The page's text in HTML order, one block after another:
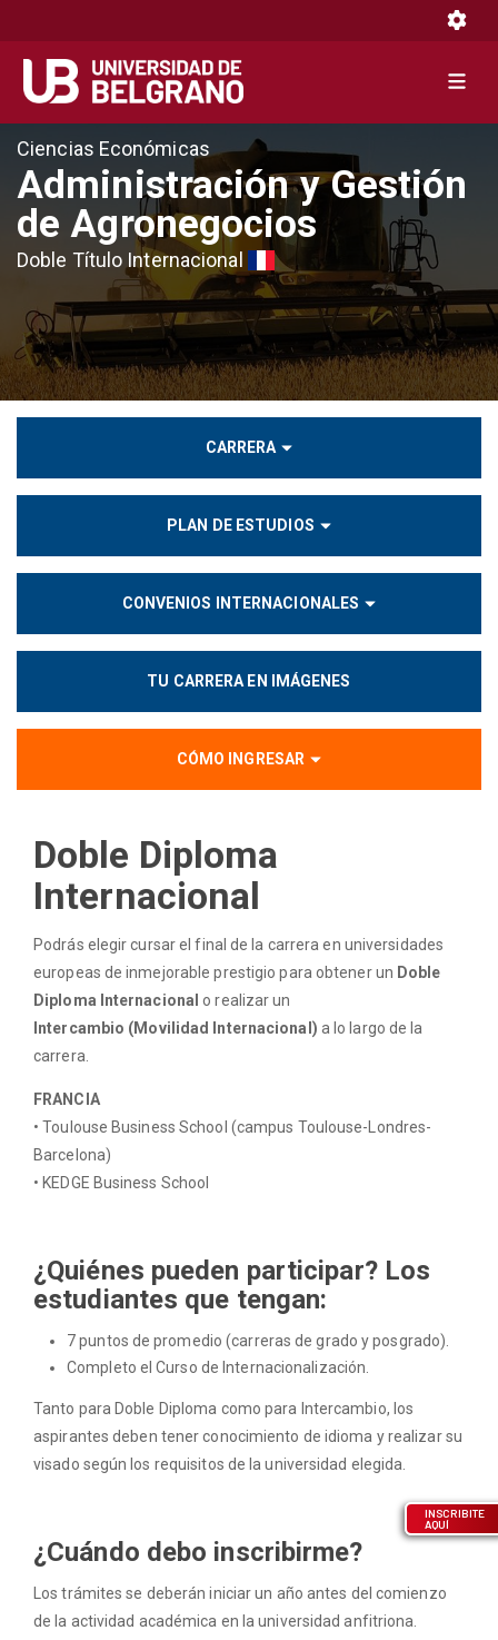
contenido
principal
Ciencias Económicas
Administración y Gestión
de Agronegocios
Doble Título Internacional
CARRERA
PLAN DE ESTUDIOS
CONVENIOS INTERNACIONALES
TU CARRERA EN IMÁGENES
CÓMO INGRESAR
Doble Diploma
Internacional
Podrás elegir cursar el final de la carrera en universidades
europeas de inmejorable prestigio para obtener un Doble
Diploma Internacional o realizar un
Intercambio (Movilidad Internacional) a lo largo de la
carrera.
FRANCIA
• Toulouse Business School (campus Toulouse-Londres-
Barcelona)
• KEDGE Business School
¿Quiénes pueden participar? Los
estudiantes que tengan:
7 puntos de promedio (carreras de grado y posgrado).
Completo el Curso de Internacionalización.
Tanto para Doble Diploma como para Intercambio, los
aspirantes deben tener conocimiento de idioma y realizar su
visado según los requisitos de la universidad elegida.
¿Cuándo debo inscribirme?
Los trámites se deberán iniciar un año antes del comienzo
de la actividad académica en la universidad anfitriona.
INSCRIBITE
AQUÍ